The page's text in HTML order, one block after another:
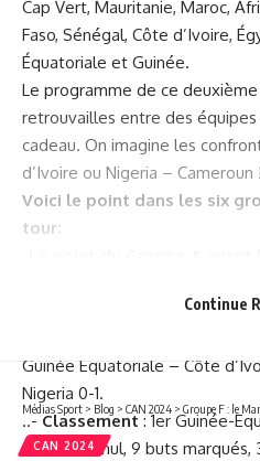
Cap Vert, Mauritanie, Maroc,
Faso, Sénégal, Côte d’Ivoire,
Équatoriale et Guinée.
Le programme de ce
retrouvailles entre des
cadeau. On imagine les
d’Ivoire ou Nigeria – Cameroun !
Voici le point dans les six
tour:
Guinée Equatoriale 1-1 ; 2e
Guinée Equatoriale – Côte
Nigeria 0-1.
..-Classement: 1er Guinée-
victoires, 1 nul, 9 buts
Continue
Médias Sport > Blog > CAN 2024 > Groupe F : le Maroc
CAN 2024